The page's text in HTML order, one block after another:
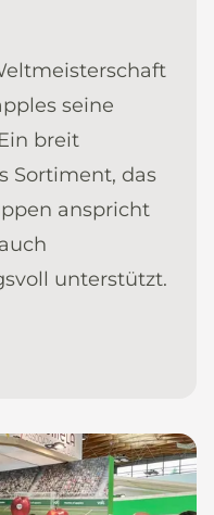
seine
breit
Sortiment, das
anspricht
unterstützt.